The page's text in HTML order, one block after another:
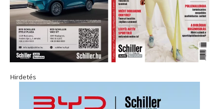
Hirdetés